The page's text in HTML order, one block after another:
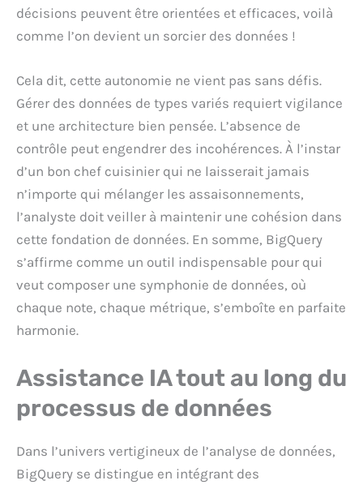
décisions peuvent être orientées et efficaces, voilà
comme l’on devient un sorcier des données !
Cela dit, cette autonomie ne vient pas sans défis.
Gérer des données de types variés requiert vigilance
et une architecture bien pensée. L’absence de
contrôle peut engendrer des incohérences. À l’instar
d’un bon chef cuisinier qui ne laisserait jamais
n’importe qui mélanger les assaisonnements,
l’analyste doit veiller à maintenir une cohésion dans
cette fondation de données. En somme, BigQuery
s’affirme comme un outil indispensable pour qui
veut composer une symphonie de données, où
chaque note, chaque métrique, s’emboîte en parfaite
harmonie.
Assistance IA tout au long du
processus de données
Dans l’univers vertigineux de l’analyse de données,
BigQuery se distingue en intégrant des